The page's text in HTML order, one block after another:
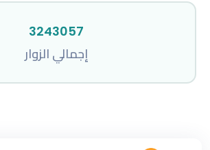
3243057
إجمالي الزوار